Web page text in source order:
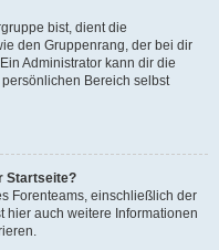
bist, dient die
den Gruppenrang, der bei dir
Administrator kann dir die
Bereich selbst
Startseite?
Forenteams, einschließlich der
hier auch weitere Informationen